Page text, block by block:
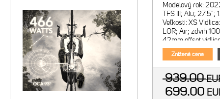
Modelový rok:
TFS III; Alu; 27.5";
Veľkosti: XS
LOR; Air; zdvih
42mm offset
Prešm
Znížená cena
939.00
699.00